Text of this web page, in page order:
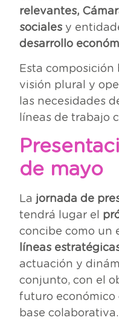
relevantes,
sociales y
desarrollo
Esta
visión plural y
las necesidades
líneas de trabajo
de mayo
La jornada de
tendrá lugar el
concibe como un
líneas
actuación y
conjunto, con el
futuro económico
base colaborativa.